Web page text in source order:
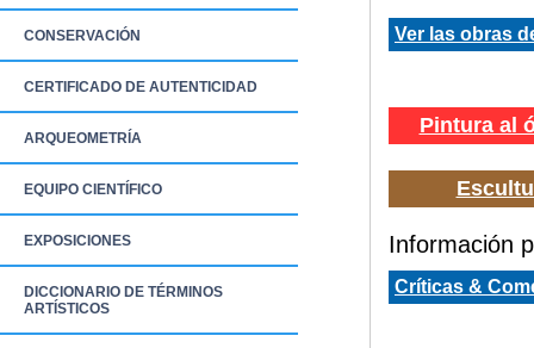
CONSERVACIÓN
CERTIFICADO DE AUTENTICIDAD
ARQUEOMETRÍA
EQUIPO CIENTÍFICO
EXPOSICIONES
DICCIONARIO DE TÉRMINOS
ARTÍSTICOS
Ver las obras
Pintura al
Información
Críticas &